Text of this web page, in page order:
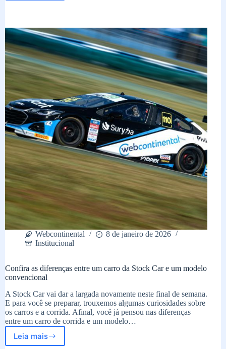
inédita
em
aeroporto
Webcontinental
8 de janeiro de 2026
Institucional
Confira as diferenças entre um carro da Stock Car e um modelo
convencional
A Stock Car vai dar a largada novamente neste final de semana.
E para você se preparar, trouxemos algumas curiosidades sobre
os carros e a corrida. Afinal, você já pensou nas diferenças
entre um carro de corrida e um modelo…
Leia mais
Confira